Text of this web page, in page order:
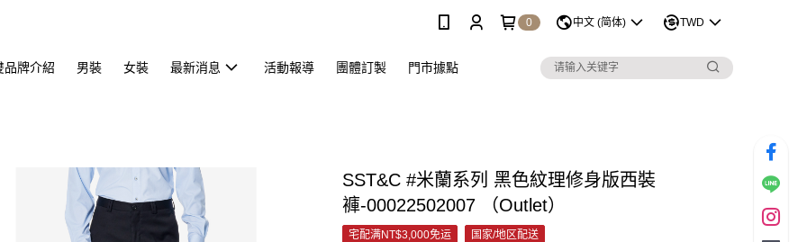
0 中文 (简体) TWD
品牌介紹 男裝 女裝 最新消息 活動報導 團體訂製 門市據點
SST&C #米蘭系列 黑色紋理修身版西裝
褲-00022502007 （Outlet）
宅配满NT$3,000免运 国家/地区配送